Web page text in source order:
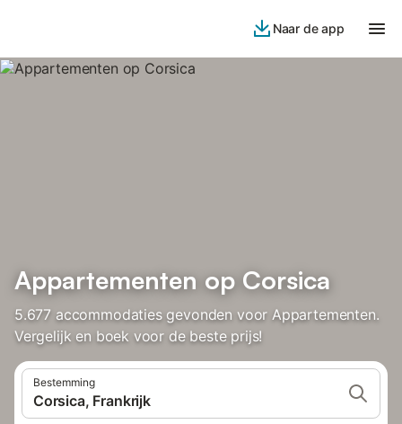
Naar de app
Appartementen op Corsica
5.677 accommodaties gevonden voor Appartementen.
Vergelijk en boek voor de beste prijs!
Bestemming
Corsica, Frankrijk